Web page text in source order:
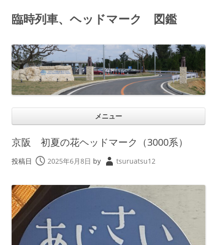
臨時列車、ヘッドマーク 図鑑
メニュー
京阪 初夏の花ヘッドマーク（3000系）
投稿日 2025年6月8日 by tsuruatsu12